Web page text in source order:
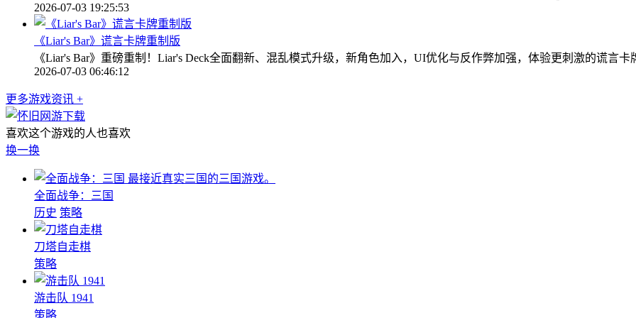
2026-07-03 19:25:53
《Liar's Bar》谎言卡牌重制版
《Liar's Bar》重磅重制！Liar's Deck全面翻新、混乱模式升级，新角色加入，UI优化与反作弊加强，体验更刺激的谎言卡
2026-07-03 06:46:12
更多游戏资讯 +
喜欢这个游戏的人也喜欢
换一换
最接近真实三国的三国游戏。
全面战争：三国
历史 策略
刀塔自走棋
策略
游击队 1941
策略